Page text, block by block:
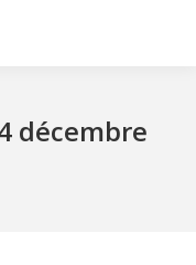
décembre